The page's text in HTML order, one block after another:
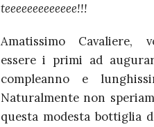
teeeeeeeeeeeee!!!
Amatissimo Cavaliere,
essere i primi ad
compleanno e
Naturalmente non
questa modesta bottiglia